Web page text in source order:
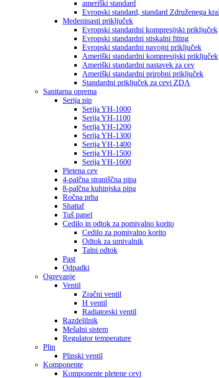
ameriški standard
Evropski standard, standard Združenega
Medeninasti priključek
Evropski standardni kompresijski priključek
Evropski standardni stiskalni fiting
Evropski standardni navojni priključek
Ameriški standardni kompresijski priključek
Ameriški standardni nastavek za cev
Ameriški standardni prirobni priključek
Standardni priključek za cevi ZDA
Sanitarna oprema
Serija pip
Serija YH-1000
Serija YH-1100
Serija YH-1200
Serija YH-1300
Serija YH-1400
Serija YH-1500
Serija YH-1600
Pletena cev
4-palčna straniščna pipa
8-palčna kuhinjska pipa
Ročna prha
Shattaf
Tuš panel
Cedilo in odtok za pomivalno korito
Cedilo za pomivalno korito
Odtok za umivalnik
Talni odtok
Past
Odpadki
Ogrevanje
Ventil
Zračni ventil
H ventil
Radiatorski ventil
Razdelilnik
Mešalni sistem
Regulator temperature
Plin
Plinski ventil
Komponente
Komponente pletene cevi